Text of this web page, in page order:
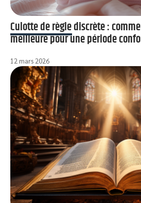
Culotte de règle discrète :
meilleure pour une période
12 mars 2026